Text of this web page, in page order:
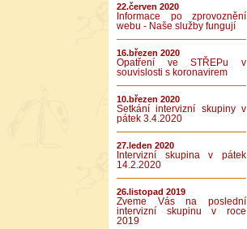
22.červen 2020
Informace po zprovoznění
webu - Naše služby fungují
16.březen 2020
Opatření ve STŘEPu v
souvislosti s koronavirem
10.březen 2020
Setkání intervizní skupiny v
pátek 3.4.2020
27.leden 2020
Intervizní skupina v pátek
14.2.2020
26.listopad 2019
Zveme Vás na poslední
intervizní skupinu v roce
2019